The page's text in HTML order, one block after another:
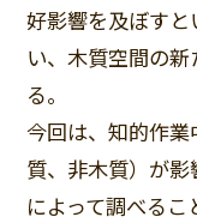
好影響を及ぼす
い、木質空間の
る。
今回は、知的作
質、非木質）が
によって調べる